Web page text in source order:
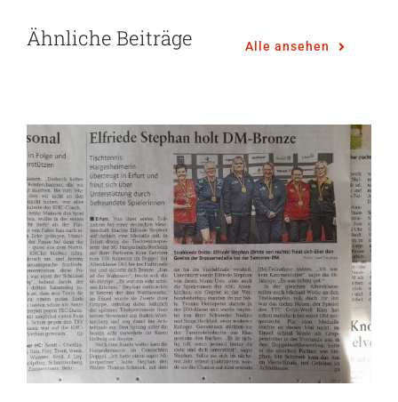
Ähnliche Beiträge Alle ansehen